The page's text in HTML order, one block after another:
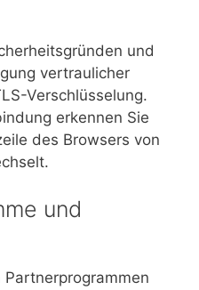
und
vertraulicher
Verschlüsselung.
erkennen Sie
des Browsers von
und